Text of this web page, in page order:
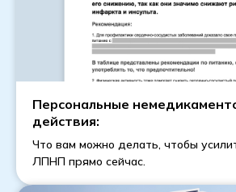
Персональные
действия:
Что вам можно делать, чтобы
ЛПНП прямо сейчас.